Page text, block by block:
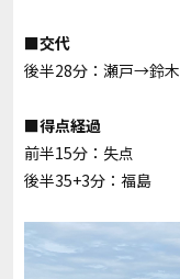
■交代
後半28分：瀬戸→鈴木
■得点経過
前半15分：失点
後半35+3分：福島